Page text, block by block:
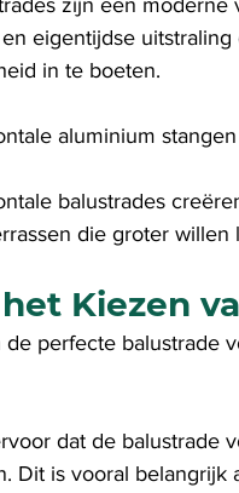
zijn een
eigentijdse
in te boeten.
aluminium
balustrades
die groter willen
Kiezen
de perfecte balustrade
dat de balustrade
Dit is vooral belangrijk